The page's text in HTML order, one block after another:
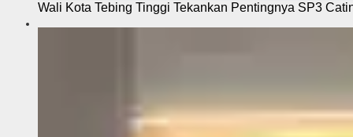
Wali Kota Tebing Tinggi Tekankan Pentingnya SP3